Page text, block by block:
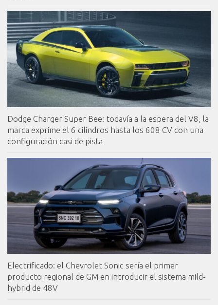
Dodge Charger Super Bee: todavía a la espera del V8, la
marca exprime el 6 cilindros hasta los 608 CV con una
configuración casi de pista
Electrificado: el Chevrolet Sonic sería el primer
producto regional de GM en introducir el sistema mild-
hybrid de 48V